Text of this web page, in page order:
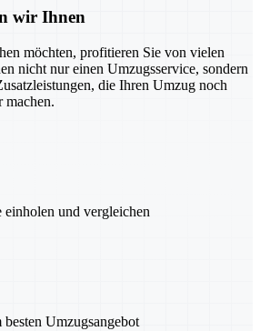
wir Ihnen
möchten, profitieren Sie von vielen
nicht nur einen Umzugsservice, sondern
die Ihren Umzug noch
machen.
und vergleichen
Umzugsangebot